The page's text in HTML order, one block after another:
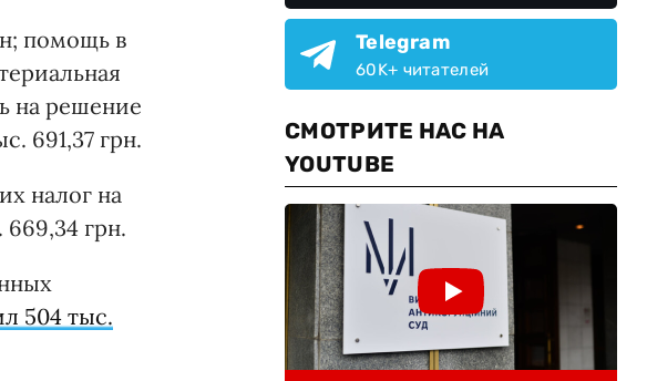
помощь в
на решение
691,37 грн.
налог на
грн.
504 тыс.
Telegram
60K+ читателей
СМОТРИТЕ НАС НА
YOUTUBE